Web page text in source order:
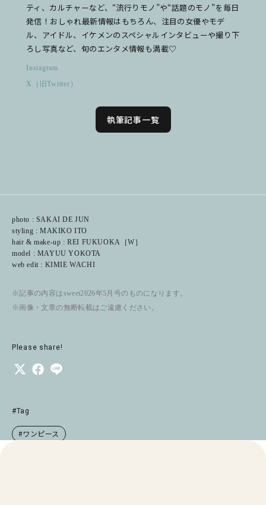
ティ、カルチャーなど、“流行りモノ”や“話題のモノ”を毎日
発信！おしゃれ最新情報はもちろん、注目の女優やモデ
ル、アイドル、イケメンのスペシャルインタビューや撮り下
ろし写真など、旬のエンタメ情報も満載♡
Instagram
X（旧Twitter）
執筆記事一覧
photo : SAKAI DE JUN
styling : MAKIKO ITO
hair & make-up : REI FUKUOKA［W］
model : MAYUU YOKOTA
web edit : KIMIE WACHI
※記事の内容はsweet2026年5月号のものになります。
※画像・文章の無断転載はご遠慮ください。
Please share!
#Tag
#ワンピース